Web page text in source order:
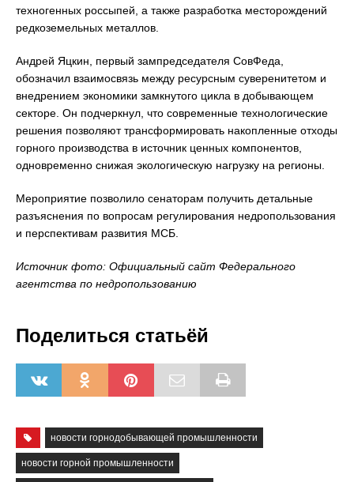
техногенных россыпей, а также разработка месторождений
редкоземельных металлов.
Андрей Яцкин, первый зампредседателя СовФеда,
обозначил взаимосвязь между ресурсным суверенитетом и
внедрением экономики замкнутого цикла в добывающем
секторе. Он подчеркнул, что современные технологические
решения позволяют трансформировать накопленные отходы
горного производства в источник ценных компонентов,
одновременно снижая экологическую нагрузку на регионы.
Мероприятие позволило сенаторам получить детальные
разъяснения по вопросам регулирования недропользования
и перспективам развития МСБ.
Источник фото: Официальный сайт Федерального
агентства по недропользованию
Поделиться статьёй
новости горнодобывающей промышленности
новости горной промышленности